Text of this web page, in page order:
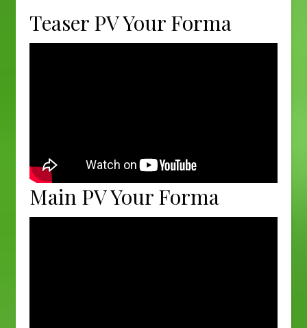
Teaser PV Your Forma
Main PV Your Forma